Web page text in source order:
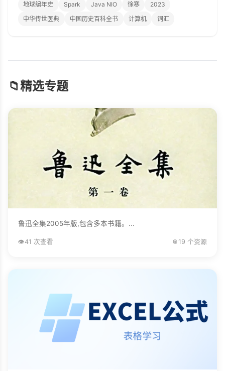
地球编年史
Spark Java NIO 徐寒
2023
中华传世医典
中国历史百科全书 计算机 词汇
📁精选专题
鲁迅全集2005年版,包含多本书籍。...
👁️41 次查看 📎 19 个资源